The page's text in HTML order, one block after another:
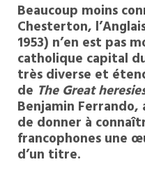
Beaucoup moins
Chesterton,
1953) n’en est pas
catholique capital
très diverse et
de The Great
Benjamin
de donner à
francophones une
d’un titre.